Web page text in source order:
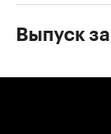
Выпуск